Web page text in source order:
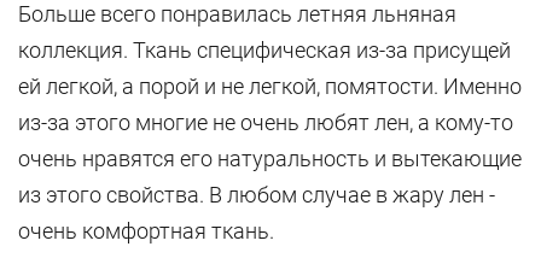
Больше всего понравилась летняя льняная
коллекция. Ткань специфическая из-за присущей
ей легкой, а порой и не легкой, помятости. Именно
из-за этого многие не очень любят лен, а кому-то
очень нравятся его натуральность и вытекающие
из этого свойства. В любом случае в жару лен -
очень комфортная ткань.